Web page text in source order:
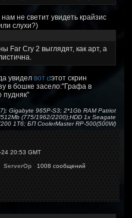
не светит увидеть крайзис
слухи?)
Far Cry 2 выглядят, как арт, а
увидел вот
этот скрин
в бошке засело:"Графа в
пудняк"
Gigabyte 965P-S3; 2*1Gb RAM Patriot
(775/1962/2200);HDD 1x Seagate
1Тб; БП CoolerMaster RP-500(500W)
20:53 GMT
ServerOp 1008 сообщений